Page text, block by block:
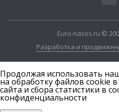
Euro-nasos.ru ©
Разработка и
Продолжая использовать
на обработку файлов cookie
сайта и сбора статистики в
конфиденциальности